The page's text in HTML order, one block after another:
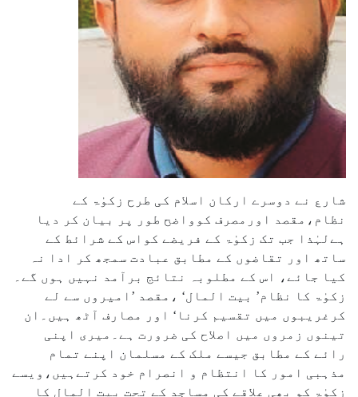
شارع نے دوسرے ارکان اسلام کی طرح زکوٰۃ کے
نظام،مقصد اورمصرف کوواضح طور پر بیان کر دیا
ہےلہٰذا جب تک زکوٰۃ کے فریضے کواس کے شرائط کے
ساتھ اور تقاضوں کے مطابق عبادت سمجھ کر ادا نہ
کیا جائے، اس کے مطلوبہ نتائج برآمد نہیں ہوں گے۔
زکوٰۃ کا نظام’ بیت المال‘ ،مقصد ’امیروں سے لے
کرغریبوں میں تقسیم کرنا‘ اور مصارف آٹھ ہیں۔ان
تینوں زمروں میں اصلاح کی ضرورت ہے۔میری اپنی
رائے کے مطابق جیسے ملک کے مسلمان اپنے تمام
مذہبی امور کا انتظام و انصرام خود کرتےہیں،ویسے
زکوٰۃ کو بھی علاقے کی مساجد کے تحت بیت المال کا